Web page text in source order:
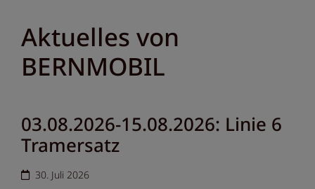
Aktuelles von
BERNMOBIL
03.08.2026-15.08.2026: Linie 6
Tramersatz
30. Juli 2026